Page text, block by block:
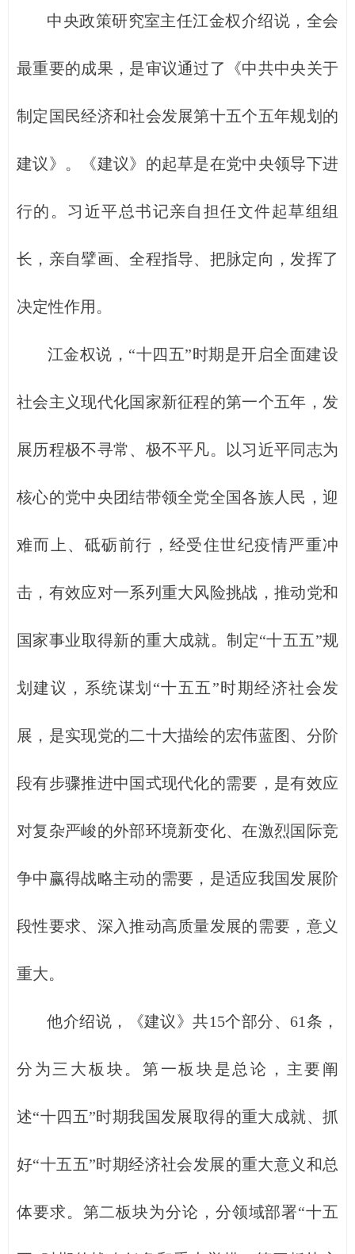
中央政策研究室主任江金权介绍说，全会
最重要的成果，是审议通过了《中共中央关于
制定国民经济和社会发展第十五个五年规划的
建议》。《建议》的起草是在党中央领导下进
行的。习近平总书记亲自担任文件起草组组
长，亲自擘画、全程指导、把脉定向，发挥了
决定性作用。
江金权说，“十四五”时期是开启全面建设
社会主义现代化国家新征程的第一个五年，发
展历程极不寻常、极不平凡。以习近平同志为
核心的党中央团结带领全党全国各族人民，迎
难而上、砥砺前行，经受住世纪疫情严重冲
击，有效应对一系列重大风险挑战，推动党和
国家事业取得新的重大成就。制定“十五五”规
划建议，系统谋划“十五五”时期经济社会发
展，是实现党的二十大描绘的宏伟蓝图、分阶
段有步骤推进中国式现代化的需要，是有效应
对复杂严峻的外部环境新变化、在激烈国际竞
争中赢得战略主动的需要，是适应我国发展阶
段性要求、深入推动高质量发展的需要，意义
重大。
他介绍说，《建议》共15个部分、61条，
分为三大板块。第一板块是总论，主要阐
述“十四五”时期我国发展取得的重大成就、抓
好“十五五”时期经济社会发展的重大意义和总
体要求。第二板块为分论，分领域部署“十五